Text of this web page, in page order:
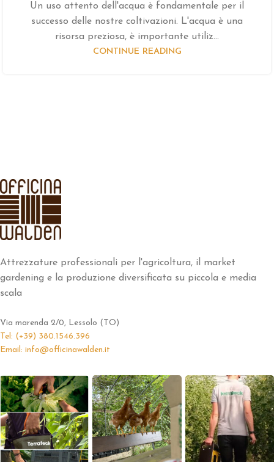
Un uso attento dell'acqua è fondamentale per il
successo delle nostre coltivazioni. L'acqua è una
risorsa preziosa, è importante utiliz...
CONTINUE READING
Attrezzature professionali per l'agricoltura, il market
gardening e la produzione diversificata su piccola e media
scala
Via marenda 2/0, Lessolo (TO)
Tel: (+39) 380.1546.396
Email: info@officinawalden.it